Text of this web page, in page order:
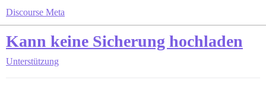
Discourse Meta
Kann keine Sicherung hochladen
Unterstützung